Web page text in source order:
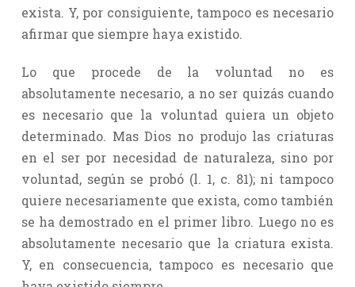
exista. Y, por consiguiente, tampoco es necesario
afirmar que siempre haya existido.
Lo que procede de la voluntad no es
absolutamente necesario, a no ser quizás cuando
es necesario que la voluntad quiera un objeto
determinado. Mas Dios no produjo las criaturas
en el ser por necesidad de naturaleza, sino por
voluntad, según se probó (l. 1, c. 81); ni tampoco
quiere necesariamente que exista, como también
se ha demostrado en el primer libro. Luego no es
absolutamente necesario que la criatura exista.
Y, en consecuencia, tampoco es necesario que